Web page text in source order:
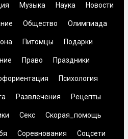
Музыка Наука Новости
Общество Олимпиада
Питомцы Подарки
Право Праздники
Психология
Развлечения Рецепты
Секс Скорая_помощь
Соревнования Соцсети